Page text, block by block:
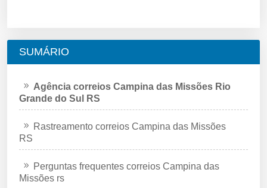
SUMÁRIO
Agência correios Campina das Missões Rio
Grande do Sul RS
Rastreamento correios Campina das Missões
RS
Perguntas frequentes correios Campina das
Missões rs